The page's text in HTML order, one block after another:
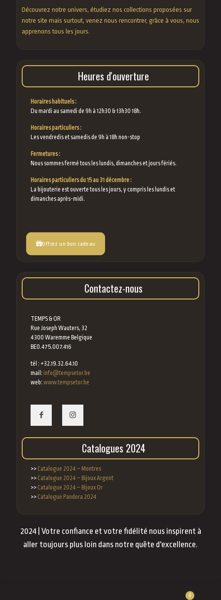
Découvrez notre univers, étudiez nos collections proposées sur
notre site mais surtout, venez nous rencontrer, grâce à vous, nous
apprenons tous les jours.
Heures d'ouverture
Horaires habituels :
Du mardi au samedi de 9h à 12h30 & 13h30 18h.
Horaires particuliers :
Les vendredis et samedis de 9h à 18h non-stop
Fermetures :
Nous sommes fermé tous les lundis, dimanches et jours fériés.
Horaires particuliers du 15 au 31 décembre :
La bijouterie est ouverte tous les jours, y compris les lundis et
dimanches après-midi.
Offrez un bon cadeau
Contactez-nous
TEMPS & OR
Rue Joseph Wauters, 32
4300 Waremme Belgique
BE0.475.007.416
tél : +32.19.32.64.10
mail: info@tempsetor.be
web: www.tempsetor.be
Catalogues 2024
>> Catalogue 2024 – Montres
>> Catalogue 2024 – Bijoux Argent
>> Catalogue 2024 – Bijoux Or
>> Catalogue Pandora 2024
2024 | Votre confiance et votre fidélité nous inspirent à
aller toujours plus loin dans notre quête d'excellence.
0